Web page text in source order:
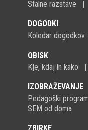
Stalne razstave
DOGODKI
Koledar dogodkov
OBISK
Kje, kdaj in kako
IZOBRAŽEVANJE
Pedagoški
SEM od doma
ZBIRKE